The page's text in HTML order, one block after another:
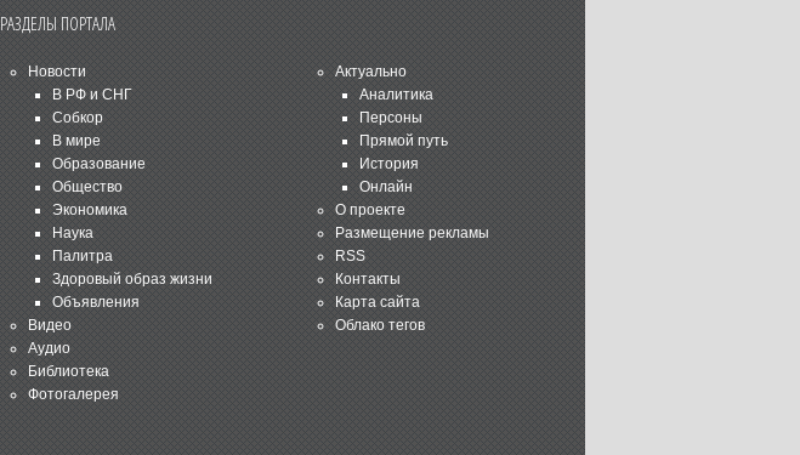
РАЗДЕЛЫ ПОРТАЛА
Новости
В РФ и СНГ
Собкор
В мире
Образование
Общество
Экономика
Наука
Палитра
Здоровый образ жизни
Объявления
Видео
Аудио
Библиотека
Фотогалерея
Актуально
Аналитика
Персоны
Прямой путь
История
Онлайн
О проекте
Размещение рекламы
RSS
Контакты
Карта сайта
Облако тегов